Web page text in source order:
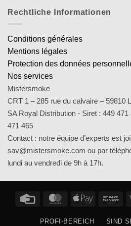
Rechtliche Informationen
Conditions générales
Mentions légales
Protection des données
Nos services
Mistersmoke
CRT 1 – 285 rue du calvaire – 59810
SA Royal Distribution - Siret : 449
471 465
Contact : notre équipe d’experts est
sav@mistersmoke.com ou par
lundi au vendredi de 9h à 17h.
Credit
MasterCardApple
PROFI-BEREICH SIND